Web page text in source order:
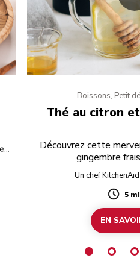
Boissons, Petit
Thé au citron
Découvrez cette
gingembre
Un chef
5
EN